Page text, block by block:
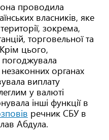
проводила
власників, яке
зокрема,
торговельної та
цього,
органах
виплату
у валюті
інші функції в
речник СБУ в
Абдула.